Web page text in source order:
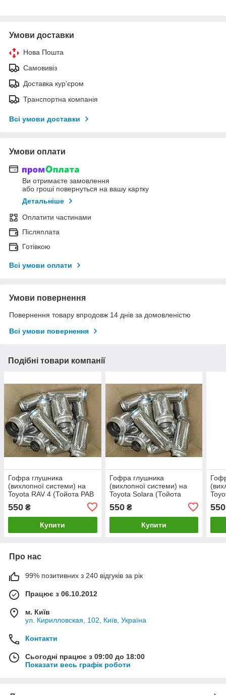
Умови доставки
Нова Пошта
Самовивіз
Доставка кур'єром
Транспортна компанія
Всі умови доставки
Умови оплати
Ви отримаєте замовлення
або гроші повернуться на вашу картку
Детальніше
Оплатити частинами
Післяплата
Готівкою
Всі умови оплати
Умови повернення
Повернення товару впродовж 14 днів за домовленістю
Всі умови повернення
Подібні товари компанії
Гофра глушника
(вихлопної системи) на
Toyota RAV 4 (Тойота РАВ
550 ₴
Купити
Гофра глушника
(вихлопної системи) на
Toyota Solara (Тойота
550₴
Купити
550
Про нас
99% позитивних з 240 відгуків за рік
Працює з 06.10.2012
м. Київ
ул. Кирилловская, 102, Київ, Україна
Контакти
Сьогодні працює з 09:00 до 18:00
Показати весь графік роботи